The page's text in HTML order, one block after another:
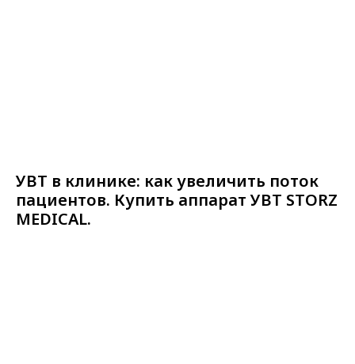
УВТ в клинике: как увеличить поток
пациентов. Купить аппарат УВТ STORZ
MEDICAL.